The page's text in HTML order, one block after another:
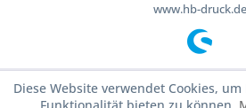
www.hb-druck.de
Diese Website verwendet Cookies,